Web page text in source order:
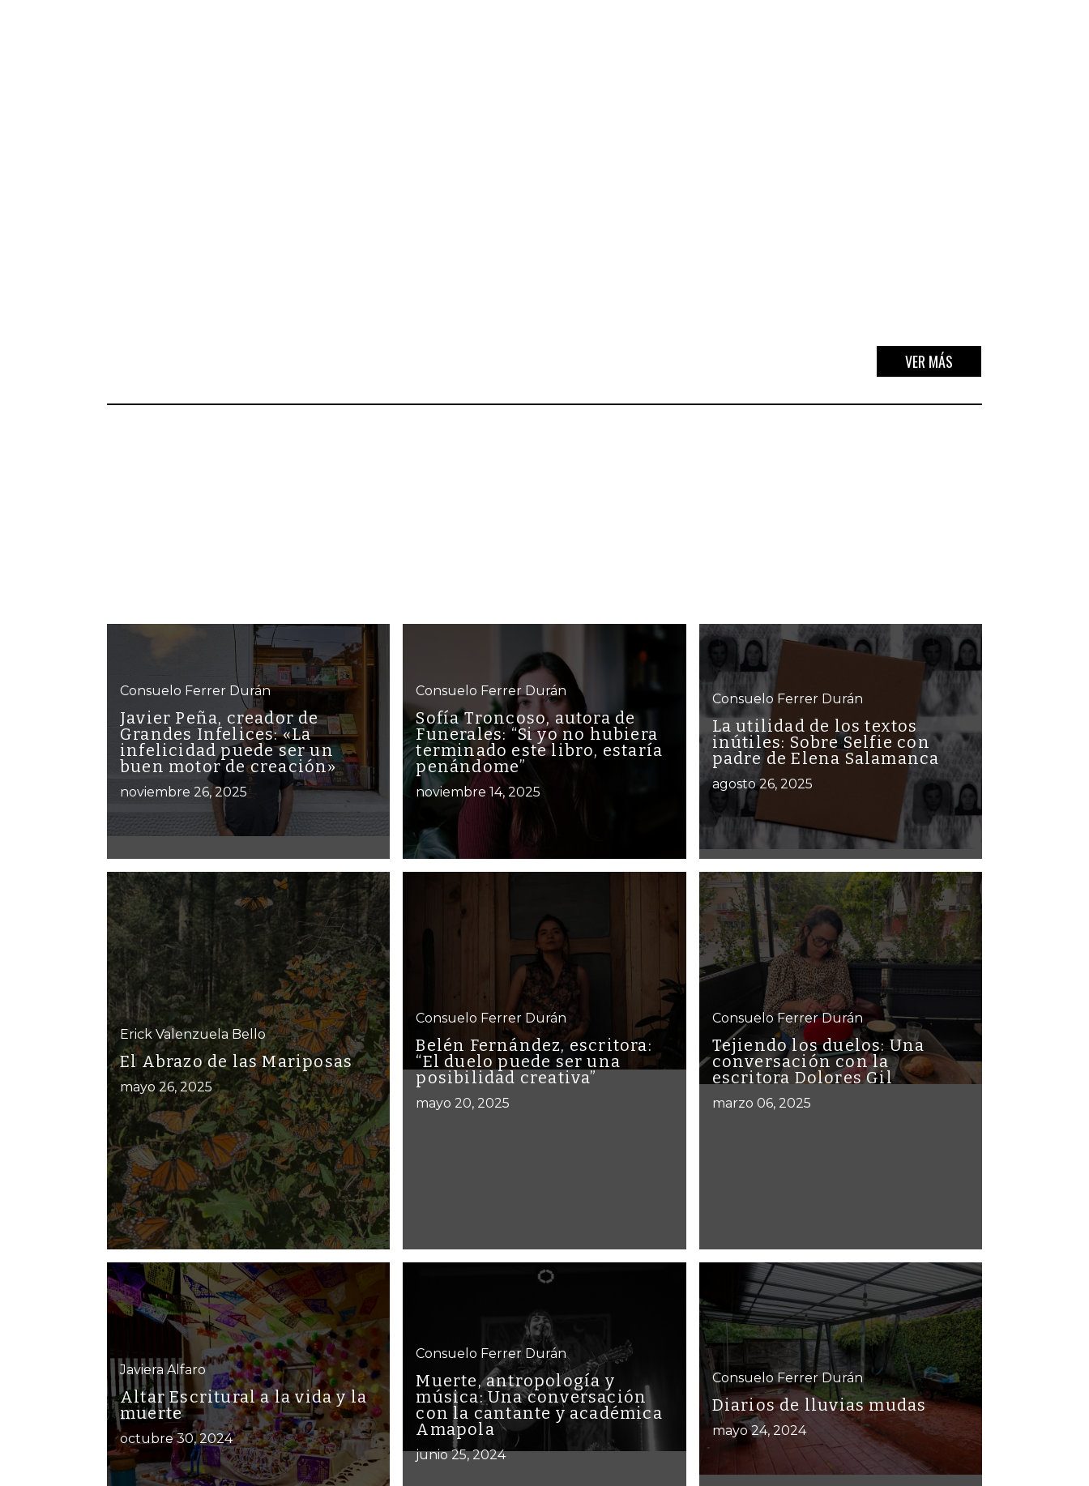
VER MÁS
Consuelo Ferrer Durán
Javier Peña, creador de
Grandes Infelices: «La
infelicidad puede ser un
buen motor de creación»
noviembre 26, 2025
Consuelo Ferrer Durán
Sofía Troncoso, autora de
Funerales: “Si yo no hubiera
terminado este libro, estaría
penándome”
noviembre 14, 2025
Consuelo Ferrer Durán
La utilidad de los textos
inútiles: Sobre Selfie con
padre de Elena Salamanca
agosto 26, 2025
Erick Valenzuela Bello
El Abrazo de las Mariposas
mayo 26, 2025
Consuelo Ferrer Durán
Belén Fernández, escritora:
“El duelo puede ser una
posibilidad creativa”
mayo 20, 2025
Consuelo Ferrer Durán
Tejiendo los duelos: Una
conversación con la
escritora Dolores Gil
marzo 06, 2025
Javiera Alfaro
Altar Escritural a la vida y la
muerte
octubre 30, 2024
Consuelo Ferrer Durán
Muerte, antropología y
música: Una conversación
con la cantante y académica
Amapola
junio 25, 2024
Consuelo Ferrer Durán
Diarios de lluvias mudas
mayo 24, 2024